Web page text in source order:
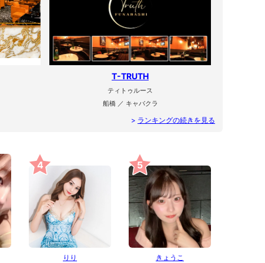
T-TRUTH
ティトゥルース
船橋 ／ キャバクラ
> ランキングの続きを見る
4
りり
5
きょうこ